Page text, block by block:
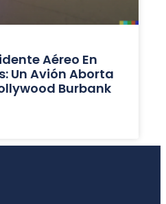
Aéreo En
Un Avión Aborta
Burbank